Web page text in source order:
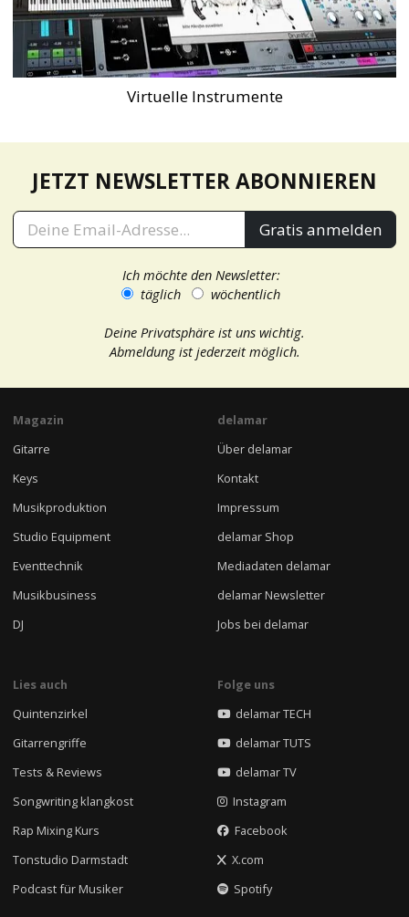
Virtuelle Instrumente
JETZT NEWSLETTER ABONNIEREN
Gratis anmelden
Ich möchte den Newsletter:
täglich
wöchentlich
Deine Privatsphäre ist uns wichtig.
Abmeldung ist jederzeit möglich.
Magazin
Gitarre
Keys
Musikproduktion
Studio Equipment
Eventtechnik
Musikbusiness
DJ
delamar
Über delamar
Kontakt
Impressum
delamar Shop
Mediadaten delamar
delamar Newsletter
Jobs bei delamar
Lies auch
Quintenzirkel
Gitarrengriffe
Tests & Reviews
Songwriting klangkost
Rap Mixing Kurs
Tonstudio Darmstadt
Podcast für Musiker
Folge uns
delamar TECH
delamar TUTS
delamar TV
Instagram
Facebook
X.com
Spotify